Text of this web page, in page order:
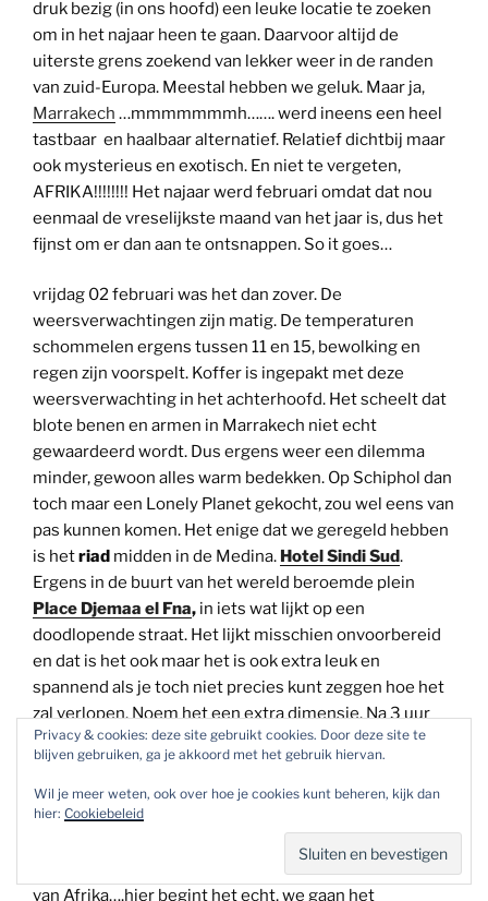
druk bezig (in ons hoofd) een leuke locatie te zoeken
om in het najaar heen te gaan. Daarvoor altijd de
uiterste grens zoekend van lekker weer in de randen
van zuid-Europa. Meestal hebben we geluk. Maar ja,
Marrakech …mmmmmmmh……. werd ineens een heel
tastbaar en haalbaar alternatief. Relatief dichtbij maar
ook mysterieus en exotisch. En niet te vergeten,
AFRIKA!!!!!!!! Het najaar werd februari omdat dat nou
eenmaal de vreselijkste maand van het jaar is, dus het
fijnst om er dan aan te ontsnappen. So it goes…
vrijdag 02 februari was het dan zover. De
weersverwachtingen zijn matig. De temperaturen
schommelen ergens tussen 11 en 15, bewolking en
regen zijn voorspelt. Koffer is ingepakt met deze
weersverwachting in het achterhoofd. Het scheelt dat
blote benen en armen in Marrakech niet echt
gewaardeerd wordt. Dus ergens weer een dilemma
minder, gewoon alles warm bedekken. Op Schiphol dan
toch maar een Lonely Planet gekocht, zou wel eens van
pas kunnen komen. Het enige dat we geregeld hebben
is hetriad midden in de Medina. Hotel Sindi Sud.
Ergens in de buurt van het wereld beroemde plein
Place Djemaa el Fna, in iets wat lijkt op een
doodlopende straat. Het lijkt misschien onvoorbereid
en dat is het ook maar het is ook extra leuk en
spannend als je toch niet precies kunt zeggen hoe het
zal verlopen. Noem het een extra dimensie. Na 3 uur
vliegen landen we in Marrakech.
Wat verwachten we ervan? 1000 en 1 nacht? pracht en
praal, de schitterendste paleizen van sultans, kleurrijke
bewoners, armoede?, prachtige keramiek, jetset?
Volgens de Lonely Planet is het ook echt de gateway
van Afrika….hier begint het echt, we gaan het
Privacy & cookies: deze site gebruikt cookies. Door deze site te
blijven gebruiken, ga je akkoord met het gebruik hiervan.
Wil je meer weten, ook over hoe je cookies kunt beheren, kijk dan
hier: Cookiebeleid